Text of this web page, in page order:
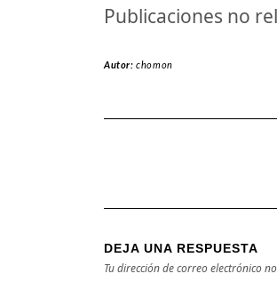
Publicaciones no
Autor:chomon
DEJA UNA RESPUESTA
Tu dirección de correo electrónico